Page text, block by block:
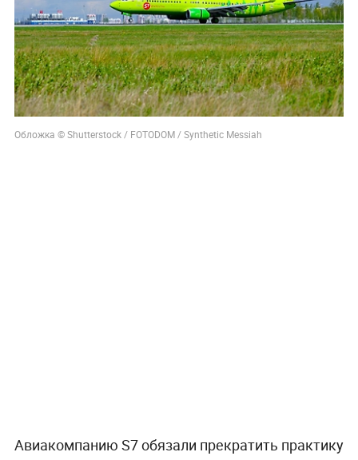
Обложка © Shutterstock / FOTODOM / Synthetic Messiah
Авиакомпанию S7 обязали прекратить практику